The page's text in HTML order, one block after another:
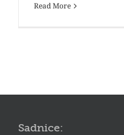
Read More
Sadnice: